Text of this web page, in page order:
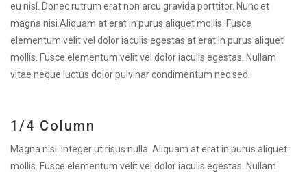
eu nisl. Donec rutrum erat non arcu gravida porttitor. Nunc et
magna nisi.Aliquam at erat in purus aliquet mollis. Fusce
elementum velit vel dolor iaculis egestas at erat in purus aliquet
mollis. Fusce elementum velit vel dolor iaculis egestas. Nullam
vitae neque luctus dolor pulvinar condimentum nec sed.
1/4 Column
Magna nisi. Integer ut risus nulla. Aliquam at erat in purus aliquet
mollis. Fusce elementum velit vel dolor iaculis egestas. Nullam